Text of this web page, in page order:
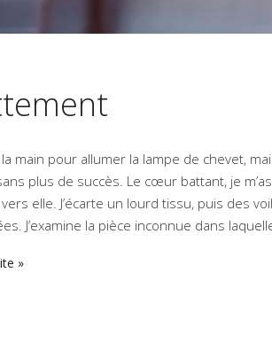
la main pour allumer la lampe de chevet,
plus de succès. Le cœur battant, je
elle. J’écarte un lourd tissu, puis des
J’examine la pièce inconnue dans